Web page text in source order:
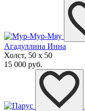
Агадуллина Инна
Холст, 50 x 50
15 000 руб.